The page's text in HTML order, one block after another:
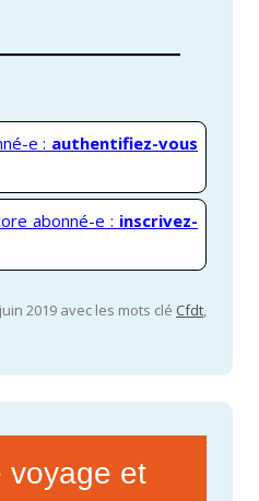
e : authentifiez-vous
abonné-e : inscrivez-
2019 avec les mots clé Cfdt,
voyage et